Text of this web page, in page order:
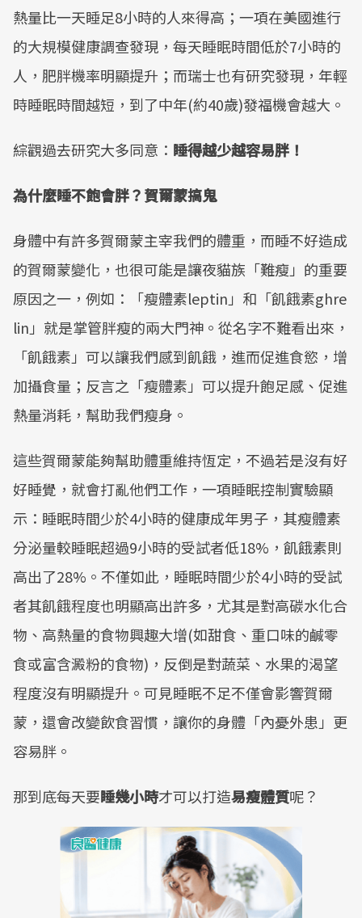
熱量比一天睡足8小時的人來得高；一項在美國進行
的大規模健康調查發現，每天睡眠時間低於7小時的
人，肥胖機率明顯提升；而瑞士也有研究發現，年輕
時睡眠時間越短，到了中年(約40歲)發福機會越大。
綜觀過去研究大多同意： 睡得越少越容易胖！
為什麼睡不飽會胖？賀爾蒙搞鬼
身體中有許多賀爾蒙主宰我們的體重，而睡不好造成
的賀爾蒙變化，也很可能是讓夜貓族「難瘦」的重要
原因之一，例如：「瘦體素leptin」和「飢餓素ghre
lin」就是掌管胖瘦的兩大門神。從名字不難看出來，
「飢餓素」可以讓我們感到飢餓，進而促進食慾，增
加攝食量；反言之「瘦體素」可以提升飽足感、促進
熱量消耗，幫助我們瘦身。
這些賀爾蒙能夠幫助體重維持恆定，不過若是沒有好
好睡覺，就會打亂他們工作，一項睡眠控制實驗顯
示：睡眠時間少於4小時的健康成年男子，其瘦體素
分泌量較睡眠超過9小時的受試者低18%，飢餓素則
高出了28%。不僅如此，睡眠時間少於4小時的受試
者其飢餓程度也明顯高出許多，尤其是對高碳水化合
物、高熱量的食物興趣大增(如甜食、重口味的鹹零
食或富含澱粉的食物)，反倒是對蔬菜、水果的渴望
程度沒有明顯提升。可見睡眠不足不僅會影響賀爾
蒙，還會改變飲食習慣，讓你的身體「內憂外患」更
容易胖。
那到底每天要睡幾小時才可以打造易瘦體質呢？